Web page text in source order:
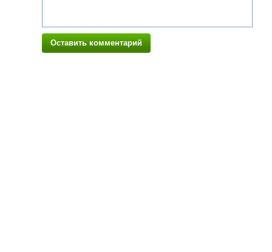
Оставить комментарий